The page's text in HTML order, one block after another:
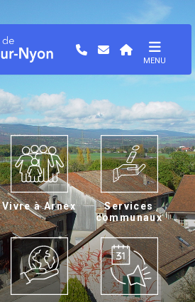
MENU
Vivre à Arnex
Services
communaux